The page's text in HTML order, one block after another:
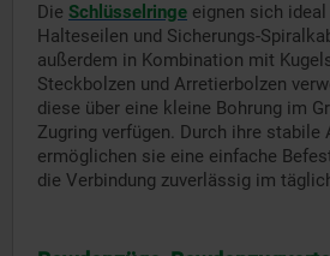
Die Schlüsselringe eignen sich
Halteseilen und Sicherungs-
außerdem in Kombination mit
Steckbolzen und Arretierbolzen
diese über eine kleine Bohrung im
Zugring verfügen. Durch ihre stabile
ermöglichen sie eine einfache
die Verbindung zuverlässig im